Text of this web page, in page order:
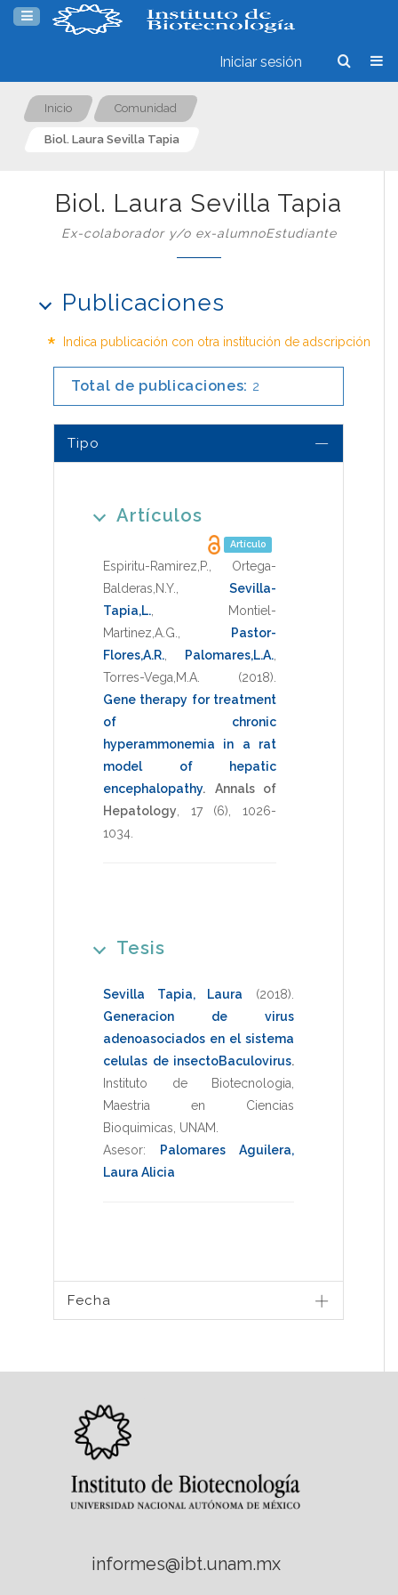
Iniciar sesión
Inicio Comunidad
Biol. Laura Sevilla Tapia
Biol. Laura Sevilla Tapia
Ex-colaborador y/o ex-alumnoEstudiante
Publicaciones
* Indica publicación con otra institución de adscripción
Total de publicaciones: 2
Tipo
Artículos
Artículo
Espiritu-Ramirez,P.
Ortega-
Balderas,N.Y.
Sevilla-
Tapia,L.
Montiel-
Martinez,A.G.
Pastor-
Flores,A.R.
Palomares,L.A.
Torres-Vega,M.A.
(2018)
Gene therapy for treatment
of chronic
hyperammonemia in a rat
model of hepatic
encephalopathy.
Annals of
Hepatology
17(6),1026-
1034
Tesis
Sevilla Tapia, Laura (2018)
Generacion de virus
adenoasociados en el sistema
celulas de insectoBaculovirus.
Instituto de Biotecnologia
Maestria en Ciencias
Bioquimicas UNAM
Asesor: Palomares Aguilera,
Laura Alicia
Fecha
informes@ibt.unam.mx